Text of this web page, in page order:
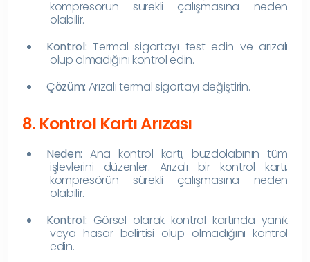
kompresörün sürekli çalışmasına neden
olabilir.
Kontrol: Termal sigortayı test edin ve arızalı
olup olmadığını kontrol edin.
Çözüm: Arızalı termal sigortayı değiştirin.
8. Kontrol Kartı Arızası
Neden: Ana kontrol kartı, buzdolabının tüm
işlevlerini düzenler. Arızalı bir kontrol kartı,
kompresörün sürekli çalışmasına neden
olabilir.
Kontrol: Görsel olarak kontrol kartında yanık
veya hasar belirtisi olup olmadığını kontrol
edin.